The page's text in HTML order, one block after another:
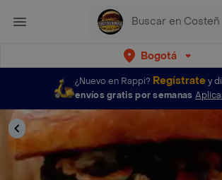
Bogotá
¿Nuevo en Rappi? Regístratey
envíos gratis por semanas